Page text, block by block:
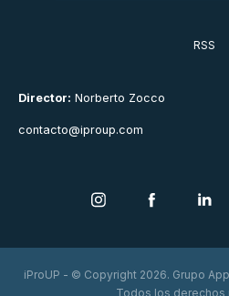
Director: Norberto Zocco
contacto@iproup.com
RSS
iProUP - © Copyright 2026. Grupo
Todos los derechos